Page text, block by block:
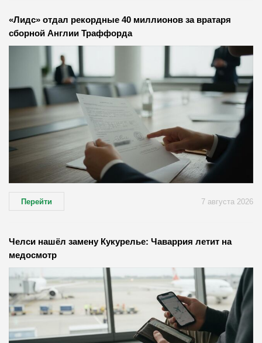
«Лидс» отдал рекордные 40 миллионов за вратаря
сборной Англии Траффорда
Перейти 7 августа 2026
Челси нашёл замену Кукурелье: Чаваррия летит на
медосмотр